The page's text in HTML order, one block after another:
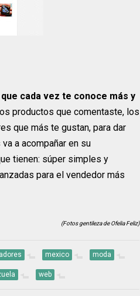
cada vez te conoce más y
productos que comentaste, los
que más te gustan, para dar
a acompañar en su
tienen: súper simples y
para el vendedor más
(Fotos gentileza de Ofelia Feliz)
mexico moda
web